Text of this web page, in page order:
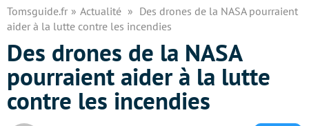
Tomsguide.fr Actualité
Des drones de la NASA pourraient
aider à la lutte contre les incendies
Des drones de la NASA
pourraient aider à la lutte
contre les incendies